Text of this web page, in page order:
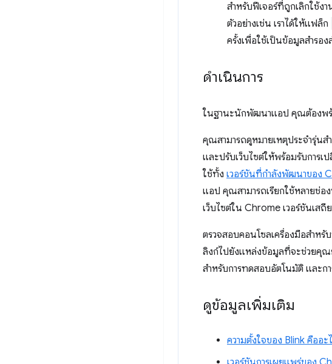
สำหรับฟีเจอร์ที่ถูกเลิกใช้งา
ตัวอย่างเช่น เราได้ให้แฟล็ก
ครั้งเพื่อใช้เป็นข้อมูลสำรอ
ดำเนินการ
ในฐานะนักพัฒนาแอป คุณต้องพร้
คุณสามารถดูหมายเหตุประจำรุ่นส
และปรับเว็บไซต์ให้พร้อมรับการ
ใช้ทั้ง เวอร์ชันที่กำลังพัฒนาของ
แอป คุณสามารถเรียกใช้หลายช่
เว็บไซต์ใน Chrome เวอร์ชันเส
ตรวจสอบคอนโซลเครื่องมือสำห
ลิงก์ไปยังแหล่งข้อมูลที่จะช่วยคุณ
สำหรับการทดสอบอัตโนมัติ และก
ดูข้อมูลเพิ่มเติม
ความตั้งใจของ Blink คืออะ